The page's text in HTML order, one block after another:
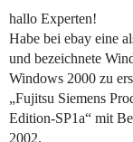
hallo Experten!
Habe bei ebay eine
und bezeichnete
Windows 2000 zu
„Fujitsu Siemens
Edition-SP1a“ mit
2002.